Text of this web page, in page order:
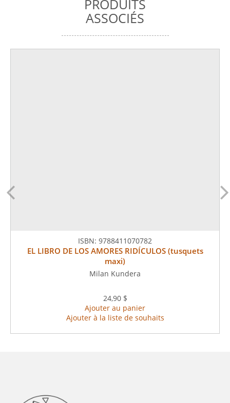
PRODUITS
ASSOCIÉS
ISBN: 9788411070782
EL LIBRO DE LOS AMORES RIDÍCULOS (tusquets
maxi)
Milan Kundera
24,90 $
Ajouter au panier
Ajouter à la liste de souhaits